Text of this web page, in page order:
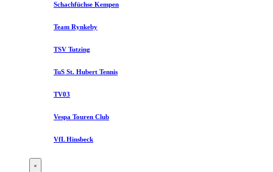
Schachfüchse Kempen
Team Rynkeby
TSV Tutzing
TuS St. Hubert Tennis
TV03
Vespa Touren Club
VfL Hinsbeck